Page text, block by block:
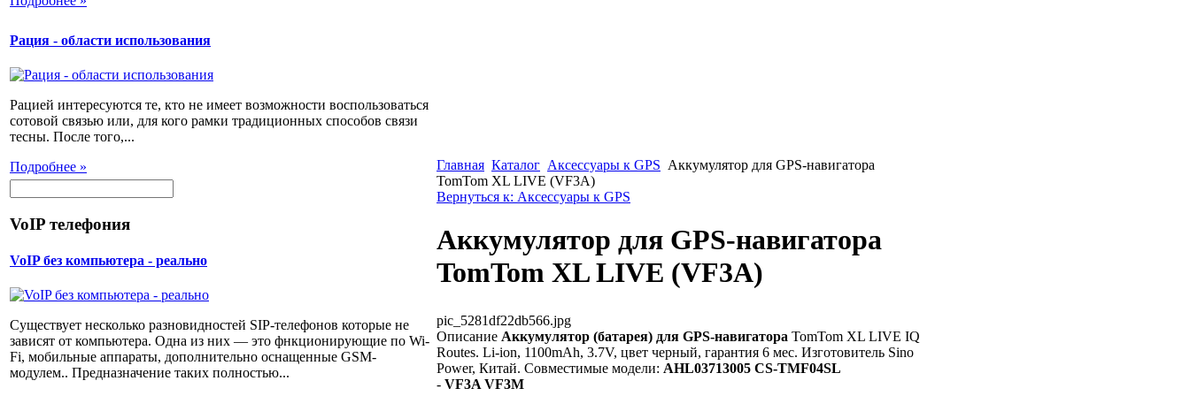
Рация - области использования
Рацией интересуются те, кто не имеет возможности воспользоваться
сотовой связью или, для кого рамки традиционных способов связи
тесны. После того,...
Подробнее »
VoIP телефония
VoIP без компьютера - реально
Существует несколько разновидностей SIP-телефонов которые не
зависят от компьютера. Одна из них — это фнкционирующие по Wi-
Fi, мобильные аппараты, дополнительно оснащенные GSM-
модулем.. Предназначение таких полностью...
Главная Каталог Аксессуары к GPS Аккумулятор для GPS-навигатора
TomTom XL LIVE (VF3A)
Вернуться к: Аксессуары к GPS
Аккумулятор для GPS-навигатора
TomTom XL LIVE (VF3A)
pic_5281df22db566.jpg
Описание Аккумулятор (батарея) для GPS-навигатора TomTom XL LIVE IQ
Routes. Li-ion, 1100mAh, 3.7V, цвет черный, гарантия 6 мес. Изготовитель Sino
Power, Китай. Совместимые модели: AHL03713005 CS-TMF04SL
- VF3A VF3M